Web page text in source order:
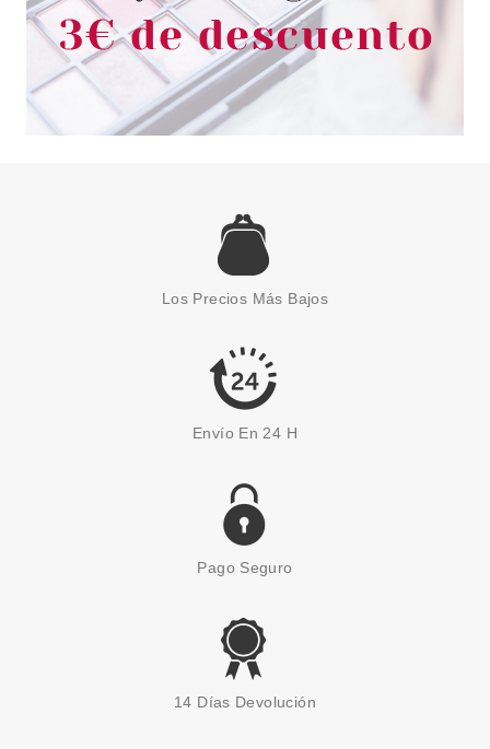
ESSENCE
ESSENCE THE SLIM STICK
BARRA DE LABIOS LARGA
DURACIÓN MATE 107
3.30€
ESSENCE
TRATAMIENTO PARA LABIOS 01
Los Precios Más Bajos
Envío En 24 H
Pago Seguro
14 Días Devolución